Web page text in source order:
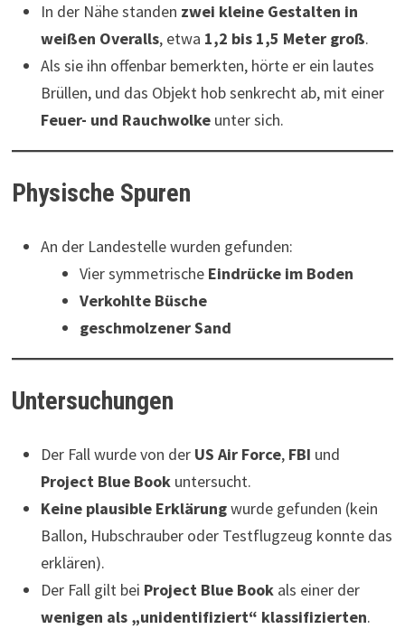
In der Nähe standen zwei kleine Gestalten in
weißen Overalls, etwa 1,2 bis 1,5 Meter groß.
Als sie ihn offenbar bemerkten, hörte er ein lautes
Brüllen, und das Objekt hob senkrecht ab, mit einer
Feuer- und Rauchwolke unter sich.
Physische Spuren
An der Landestelle wurden gefunden:
Vier symmetrische Eindrücke im Boden
Verkohlte Büsche
geschmolzener Sand
Untersuchungen
Der Fall wurde von der US Air Force, FBI und
Project Blue Book untersucht.
Keine plausible Erklärungwurde gefunden (kein
Ballon, Hubschrauber oder Testflugzeug konnte das
erklären).
Der Fall gilt bei Project Blue Book als einer der
wenigen als „unidentifiziert“ klassifizierten.